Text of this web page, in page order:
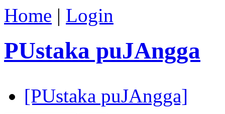
Home | Login
PUstaka puJAngga
[PUstaka puJAngga]